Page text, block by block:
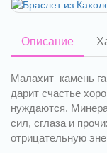
Описание
Малахит камень
дарит счастье
нуждаются.
сил, сглаза и
отрицательную